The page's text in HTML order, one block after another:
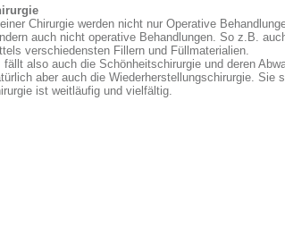
Chirurgie werden nicht nur Operative
auch nicht operative Behandlungen. So z.B.
verschiedensten Fillern und Füllmaterialien.
fällt also auch die Schönheitschirurgie und deren
aber auch die Wiederherstellungschirurgie. Sie
ist weitläufig und vielfältig.